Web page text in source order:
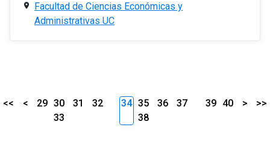
Facultad de Ciencias Económicas y
Administrativas UC
<< < 29 30 31
32
33
34 35 36
37
38
39 40 > >>